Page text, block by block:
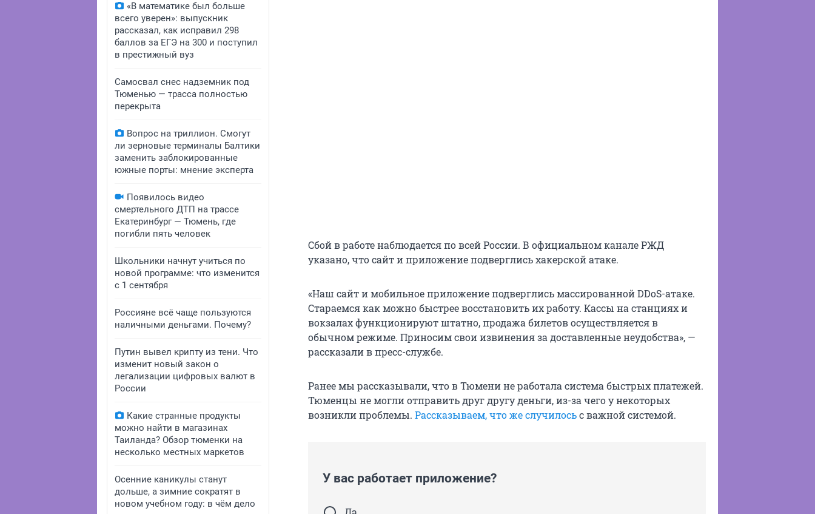
«В математике был больше
всего уверен»: выпускник
рассказал, как исправил 298
баллов за ЕГЭ на 300 и поступил
в престижный вуз
Самосвал снес надземник под
Тюменью — трасса полностью
перекрыта
Вопрос на триллион. Смогут
ли зерновые терминалы Балтики
заменить заблокированные
южные порты: мнение эксперта
Появилось видео
смертельного ДТП на трассе
Екатеринбург — Тюмень, где
погибли пять человек
Школьники начнут учиться по
новой программе: что изменится
с 1 сентября
Россияне всё чаще пользуются
наличными деньгами. Почему?
Путин вывел крипту из тени. Что
изменит новый закон о
легализации цифровых валют в
России
Какие странные продукты
можно найти в магазинах
Таиланда? Обзор тюменки на
несколько местных маркетов
Осенние каникулы станут
дольше, а зимние сократят в
новом учебном году: в чём дело
Сбой в работе наблюдается по всей России. В официальном канале РЖД
указано, что сайт и приложение подверглись хакерской атаке.
«Наш сайт и мобильное приложение подверглись массированной DDoS-атаке.
Стараемся как можно быстрее восстановить их работу. Кассы на станциях и
вокзалах функционируют штатно, продажа билетов осуществляется в
обычном режиме. Приносим свои извинения за доставленные неудобства», —
рассказали в пресс-службе.
Ранее мы рассказывали, что в Тюмени не работала система быстрых платежей.
Тюменцы не могли отправить друг другу деньги, из-за чего у некоторых
возникли проблемы. Рассказываем, что же случилосьс важной системой.
У вас работает приложение?